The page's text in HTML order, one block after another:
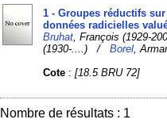
1 - Groupes réductifs
données radicielles
Bruhat , François (1929-
(1930-....) /Borel ,
Cote :[18.5 BRU 72]
Nombre de résultats : 1